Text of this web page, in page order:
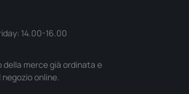
14.00-16.00
della merce già ordinata e
online.